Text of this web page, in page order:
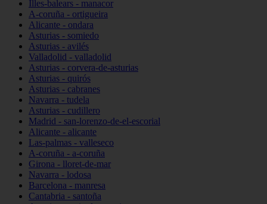
Illes-balears - manacor
A-coruña - ortigueira
Alicante - ondara
Asturias - somiedo
Asturias - avilés
Valladolid - valladolid
Asturias - corvera-de-asturias
Asturias - quirós
Asturias - cabranes
Navarra - tudela
Asturias - cudillero
Madrid - san-lorenzo-de-el-escorial
Alicante - alicante
Las-palmas - valleseco
A-coruña - a-coruña
Girona - lloret-de-mar
Navarra - lodosa
Barcelona - manresa
Cantabria - santoña